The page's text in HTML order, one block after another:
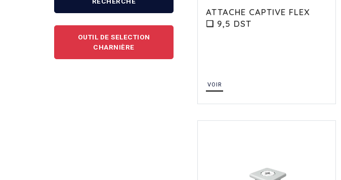
OUTIL DE SELECTION
CHARNIÈRE
ATTACHE CAPTIVE FLEX
❏ 9,5 DST
VOIR